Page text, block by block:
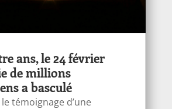
ans, le 24 février
de millions
a basculé
témoignage d’une